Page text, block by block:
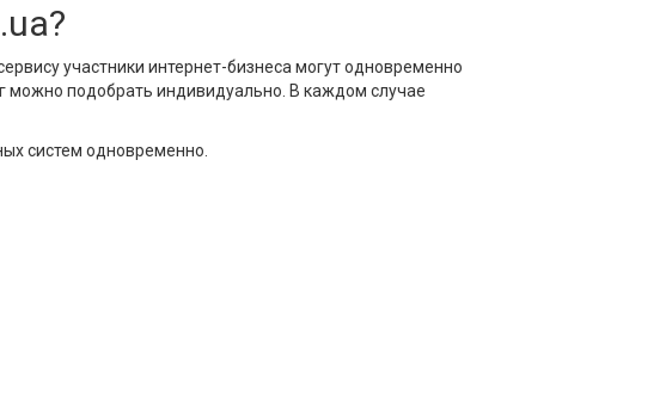
участники интернет-бизнеса могут одновременно
можно подобрать индивидуально. В каждом случае
систем одновременно.